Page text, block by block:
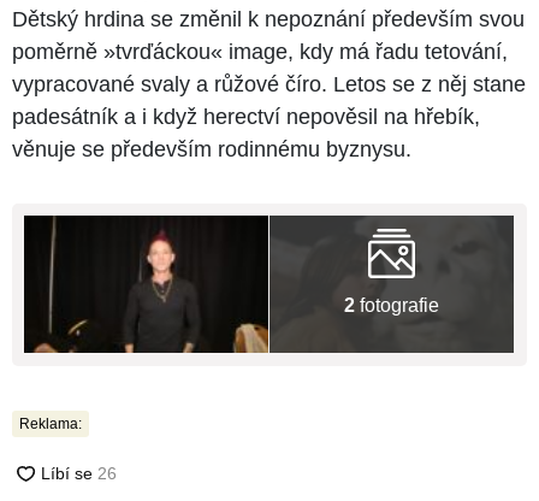
Dětský hrdina se změnil k nepoznání především svou
poměrně »tvrďáckou« image, kdy má řadu tetování,
vypracované svaly a růžové číro. Letos se z něj stane
padesátník a i když herectví nepověsil na hřebík,
věnuje se především rodinnému byznysu.
2 fotografie
Reklama: